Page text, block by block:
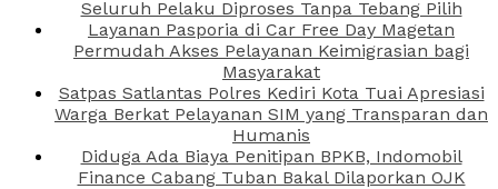
Seluruh Pelaku Diproses Tanpa Tebang Pilih
Layanan Pasporia di Car Free Day Magetan
Permudah Akses Pelayanan Keimigrasian bagi
Masyarakat
Satpas Satlantas Polres Kediri Kota Tuai Apresiasi
Warga Berkat Pelayanan SIM yang Transparan dan
Humanis
Diduga Ada Biaya Penitipan BPKB, Indomobil
Finance Cabang Tuban Bakal Dilaporkan OJK